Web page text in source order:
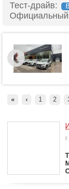
Тест-драйв:
« ‹ 1 2